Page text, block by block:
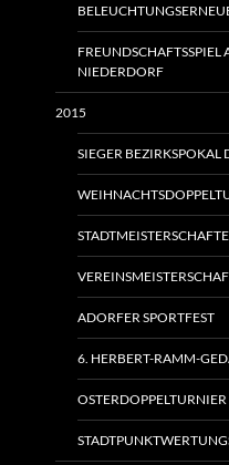
NIEDERDORF
2015
SIEGER BEZIRKSPOKAL
ADORFER SPORTFEST
6. HERBERT-RAMM-
OSTERDOPPELTURNIER